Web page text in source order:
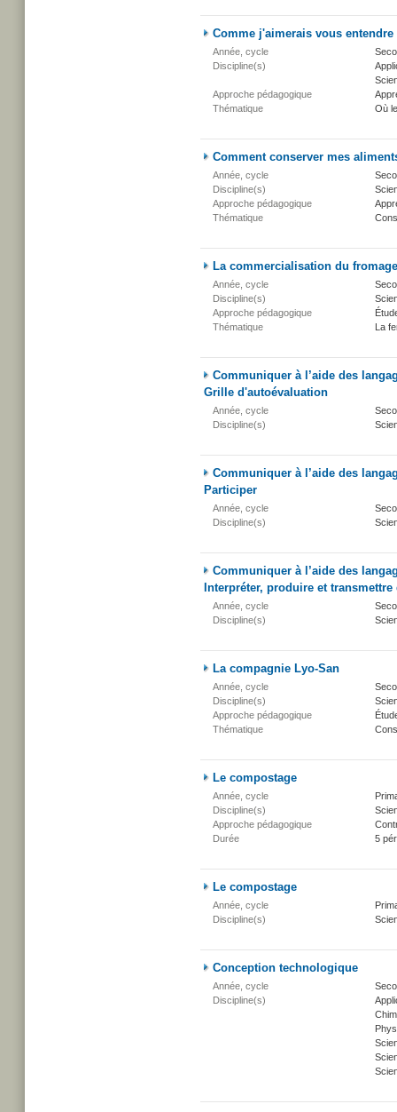
Comme j'aimerais vous entendre
Année, cycle
Discipline(s)
Approche pédagogique
Thématique
Où
Comment conserver mes
Année, cycle
Discipline(s)
Approche pédagogique
Thématique
La commercialisation du
Année, cycle
Discipline(s)
Approche pédagogique
Thématique
La
Communiquer à l’aide des
Grille d'autoévaluation
Année, cycle
Discipline(s)
Communiquer à l’aide des
Participer
Année, cycle
Discipline(s)
Communiquer à l’aide des
Interpréter, produire et transmettre
Année, cycle
Discipline(s)
La compagnie Lyo-San
Année, cycle
Discipline(s)
Approche pédagogique
Thématique
Le compostage
Année, cycle
Discipline(s)
Approche pédagogique
Durée
5
Le compostage
Année, cycle
Discipline(s)
Conception technologique
Année, cycle
Discipline(s)